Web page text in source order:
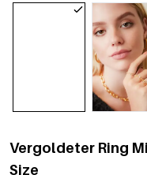
Vergoldeter Ring
Size